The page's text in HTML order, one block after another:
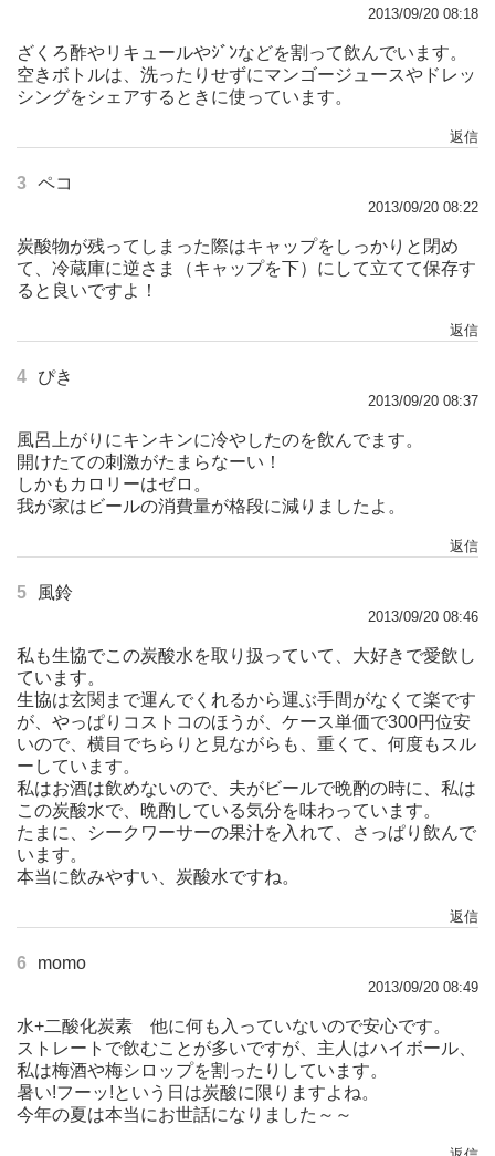
2013/09/20 08:18
ざくろ酢やリキュールやｼﾞﾝなどを割って飲んでいます。
空きボトルは、洗ったりせずにマンゴージュースやドレッ
シングをシェアするときに使っています。
返信
3 ペコ
2013/09/20 08:22
炭酸物が残ってしまった際はキャップをしっかりと閉め
て、冷蔵庫に逆さま（キャップを下）にして立てて保存す
ると良いですよ！
返信
4 ぴき
2013/09/20 08:37
風呂上がりにキンキンに冷やしたのを飲んでます。
開けたての刺激がたまらなーい！
しかもカロリーはゼロ。
我が家はビールの消費量が格段に減りましたよ。
返信
5 風鈴
2013/09/20 08:46
私も生協でこの炭酸水を取り扱っていて、大好きで愛飲し
ています。
生協は玄関まで運んでくれるから運ぶ手間がなくて楽です
が、やっぱりコストコのほうが、ケース単価で300円位安
いので、横目でちらりと見ながらも、重くて、何度もスル
ーしています。
私はお酒は飲めないので、夫がビールで晩酌の時に、私は
この炭酸水で、晩酌している気分を味わっています。
たまに、シークワーサーの果汁を入れて、さっぱり飲んで
います。
本当に飲みやすい、炭酸水ですね。
返信
6 momo
2013/09/20 08:49
水+二酸化炭素 他に何も入っていないので安心です。
ストレートで飲むことが多いですが、主人はハイボール、
私は梅酒や梅シロップを割ったりしています。
暑い!フーッ!という日は炭酸に限りますよね。
今年の夏は本当にお世話になりました～～